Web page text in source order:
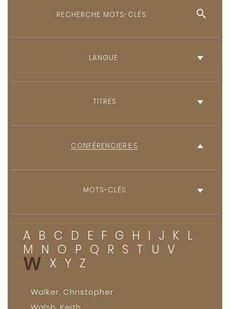
TITRES
CONFÉRENCIER·E·S
MOTS-CLÉS
A B C D E F G H I J K L
M N O P Q R S T U V
W X Y Z
Walker, Christopher